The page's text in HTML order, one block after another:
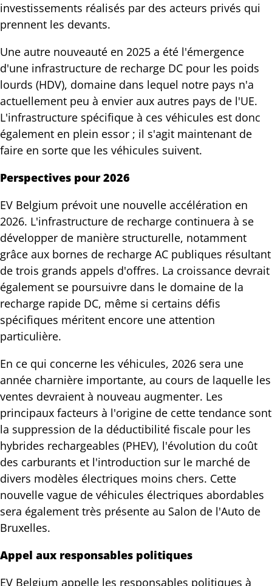
investissements réalisés par des acteurs privés qui
prennent les devants.
Une autre nouveauté en 2025 a été l'émergence
d'une infrastructure de recharge DC pour les poids
lourds (HDV), domaine dans lequel notre pays n'a
actuellement peu à envier aux autres pays de l'UE.
L'infrastructure spécifique à ces véhicules est donc
également en plein essor ; il s'agit maintenant de
faire en sorte que les véhicules suivent.
Perspectives pour 2026
EV Belgium prévoit une nouvelle accélération en
2026. L'infrastructure de recharge continuera à se
développer de manière structurelle, notamment
grâce aux bornes de recharge AC publiques résultant
de trois grands appels d'offres. La croissance devrait
également se poursuivre dans le domaine de la
recharge rapide DC, même si certains défis
spécifiques méritent encore une attention
particulière.
En ce qui concerne les véhicules, 2026 sera une
année charnière importante, au cours de laquelle les
ventes devraient à nouveau augmenter. Les
principaux facteurs à l'origine de cette tendance sont
la suppression de la déductibilité fiscale pour les
hybrides rechargeables (PHEV), l'évolution du coût
des carburants et l'introduction sur le marché de
divers modèles électriques moins chers. Cette
nouvelle vague de véhicules électriques abordables
sera également très présente au Salon de l'Auto de
Bruxelles.
Appel aux responsables politiques
EV Belgium appelle les responsables politiques à